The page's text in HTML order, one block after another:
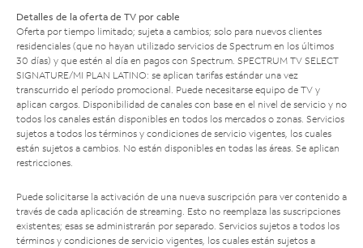
Detalles de la oferta de TV por cable
Oferta por tiempo limitado; sujeta a cambios; solo para nuevos clientes
residenciales (que no hayan utilizado servicios de Spectrum en los últimos
30 días) y que estén al día en pagos con Spectrum. SPECTRUM TV SELECT
SIGNATURE/MI PLAN LATINO: se aplican tarifas estándar una vez
transcurrido el período promocional. Puede necesitarse equipo de TV y
aplican cargos. Disponibilidad de canales con base en el nivel de servicio y no
todos los canales están disponibles en todos los mercados o zonas. Servicios
sujetos a todos los términos y condiciones de servicio vigentes, los cuales
están sujetos a cambios. No están disponibles en todas las áreas. Se aplican
restricciones.
Puede solicitarse la activación de una nueva suscripción para ver contenido a
través de cada aplicación de streaming. Esto no reemplaza las suscripciones
existentes; esas se administrarán por separado. Servicios sujetos a todos los
términos y condiciones de servicio vigentes, los cuales están sujetos a